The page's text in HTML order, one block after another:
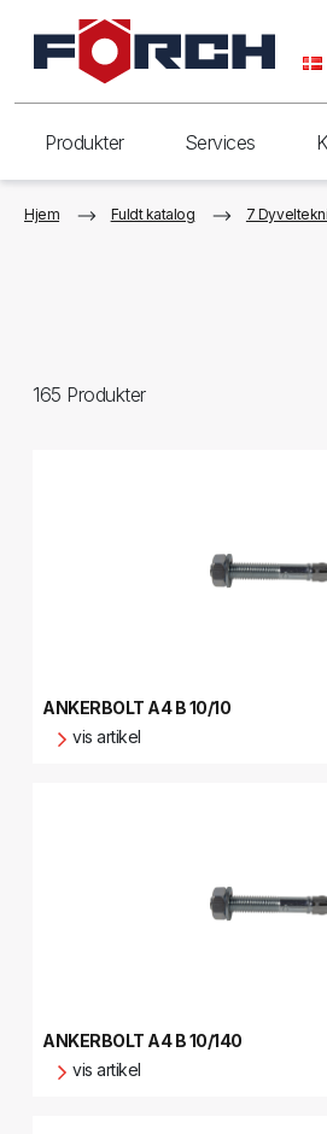
Produkter Services
Hjem Fuldt katalog 7
165 Produkter
ANKERBOLT A4 B 10/10
vis artikel
ANKERBOLT A4 B 10/140
vis artikel